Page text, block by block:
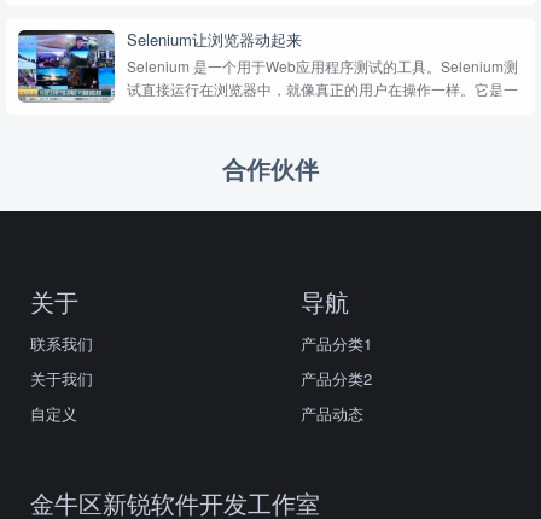
Selenium让浏览器动起来
Selenium 是一个用于Web应用程序测试的工具。Selenium测
试直接运行在浏览器中，就像真正的用户在操作一样。它是一
合作伙伴
关于
联系我们
关于我们
自定义
导航
产品分类1
产品分类2
产品动态
金牛区新锐软件开发工作室